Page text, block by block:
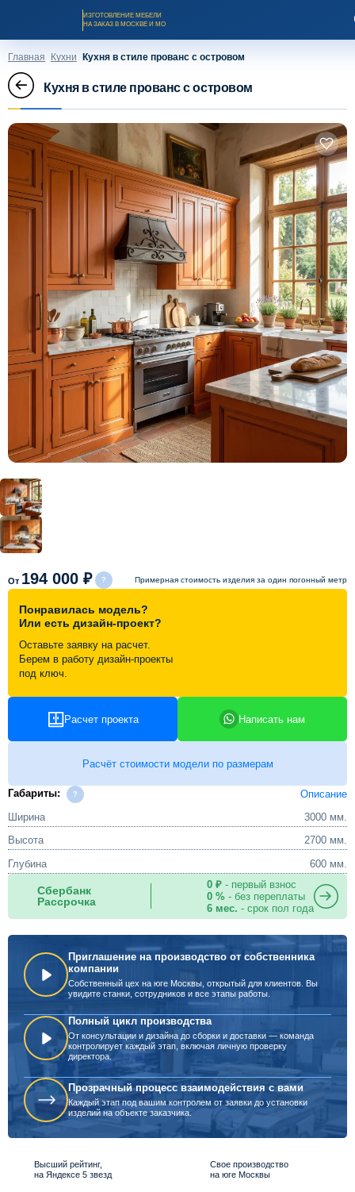
ИЗГОТОВЛЕНИЕ МЕБЕЛИ
НА ЗАКАЗ В МОСКВЕ И МО
Заказать звонок
Каталог мебели на заказ
Оплата и доставка
Рассрочка и кредит
Схема работы
Акции и скидки
Портфолио
Видеоотзывы
Контакты
Главная Кухни Кухня в стиле прованс с островом
Кухня в стиле прованс с островом
От 194 000 ₽ Примерная стоимость изделия за один погонный метр
Понравилась модель?
Или есть дизайн-проект?
Оставьте заявку на расчет.
Берем в работу дизайн-проекты
под ключ.
Расчет проекта Написать нам
Расчёт стоимости модели по размерам
Габариты:
Описание
Ширина
3000 мм.
Высота
2700 мм.
Глубина
600 мм.
Сбербанк
Рассрочка
0 ₽- первый взнос
0 %- без переплаты
6 мес. - срок пол года
Приглашение на производство от собственника
компании
Собственный цех на юге Москвы, открытый для клиентов. Вы
увидите станки, сотрудников и все этапы работы.
Полный цикл производства
От консультации и дизайна до сборки и доставки — команда
контролирует каждый этап, включая личную проверку
директора.
Прозрачный процесс взаимодействия с вами
Каждый этап под вашим контролем от заявки до установки
изделий на объекте заказчика.
Высший рейтинг,
на Яндексе 5 звезд
Свое производство
на юге Москвы